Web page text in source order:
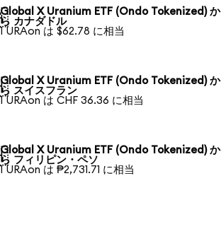
Global X Uranium ETF (Ondo Tokenized) か
ら カナダドル
1 URAon は $62.78 に相当
Global X Uranium ETF (Ondo Tokenized) か
ら スイスフラン
1 URAon は CHF 36.36 に相当
Global X Uranium ETF (Ondo Tokenized) か
ら フィリピン・ペソ
1 URAon は ₱2,731.71 に相当